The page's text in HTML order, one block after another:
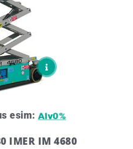
esim: 60kk
IMER IM 4680